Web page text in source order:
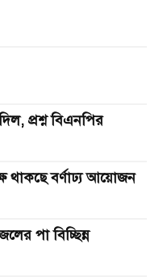
প্রশ্ন বিএনপির
থাকছে বর্ণাঢ্য আয়োজন
পা বিচ্ছিন্ন